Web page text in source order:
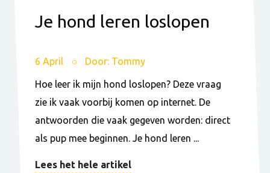
Je hond leren loslopen
6 April Door: Tommy
Hoe leer ik mijn hond loslopen? Deze vraag
zie ik vaak voorbij komen op internet. De
antwoorden die vaak gegeven worden: direct
als pup mee beginnen. Je hond leren ...
Lees het hele artikel